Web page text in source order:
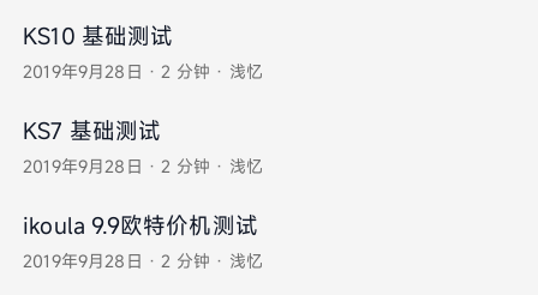
KS10 基础测试
2019年9月28日 · 2 分钟 · 浅忆
KS7 基础测试
2019年9月28日 · 2 分钟 · 浅忆
ikoula 9.9欧特价机测试
2019年9月28日 · 2 分钟 · 浅忆